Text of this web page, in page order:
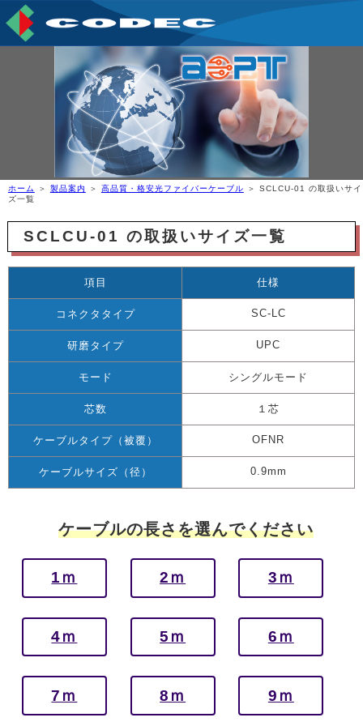
ホーム ＞ 製品案内 ＞ 高品質・格安光ファイバーケーブル ＞ SCLCU-01 の取扱いサイ
ズ一覧
SCLCU-01 の取扱いサイズ一覧
項目 仕様
コネクタタイプ SC-LC
研磨タイプ UPC
モード シングルモード
芯数 １芯
ケーブルタイプ（被覆） OFNR
ケーブルサイズ（径） 0.9mm
ケーブルの長さを選んでください
1ｍ 2ｍ 3ｍ
4ｍ 5ｍ 6ｍ
7ｍ 8ｍ 9ｍ